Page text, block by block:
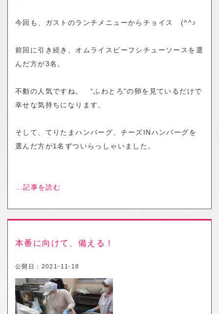
今回も、ガストのランチメニューからチョイス (^^♪
前回に引き続き、オムライスビーフシチューソースを選
んだ方が3名。
不動の人気ですね。 “ふわとろ”の卵を見ているだけで
幸せな気持ちになります。
そして、てりたまハンバーグ、チーズINハンバーグを
選んだ方が1名ずついらっしゃいました。
...記事を読む
本番に向けて、備える！
公開日： 2021-11-18